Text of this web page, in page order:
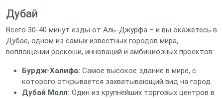
Дубай
Всего 30-40 минут езды от Аль-Джурфа – и вы окажетесь в
Дубае, одном из самых известных городов мира,
воплощении роскоши, инноваций и амбициозных проектов:
Бурдж-Халифа: Самое высокое здание в мире, с
которого открывается захватывающий вид на город.
Дубай Молл: Один из крупнейших торговых центров в